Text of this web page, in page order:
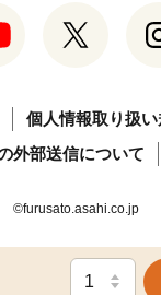
個人情報取り扱
外部送信について
©furusato.asahi.co.jp